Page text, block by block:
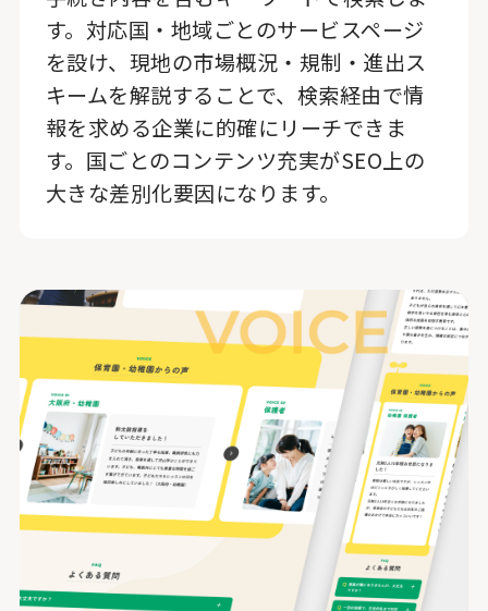
す。対応国・地域ごとのサービスページ
を設け、現地の市場概況・規制・進出ス
キームを解説することで、検索経由で情
報を求める企業に的確にリーチできま
す。国ごとのコンテンツ充実がSEO上の
大きな差別化要因になります。